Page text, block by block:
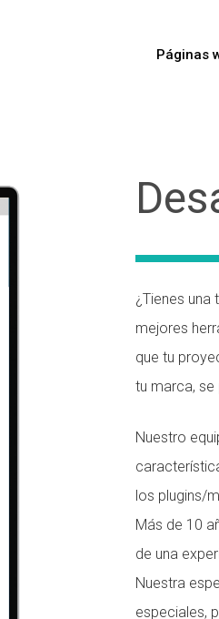
Páginas
¿Tienes una
mejores
que tu
tu marca,
Nuestro
los plugins/
Más de 10
de una
Nuestra
especiales,